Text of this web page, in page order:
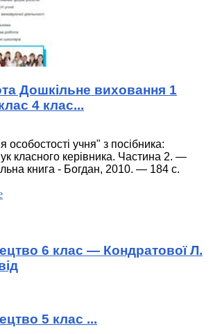
Дошкільне виховання 1
4 клас...
особостості учня" з посібника:
класного керівника. Частина 2. —
книга - Богдан, 2010. — 184 с.
6 клас — Кондратової Л.
5 клас ...